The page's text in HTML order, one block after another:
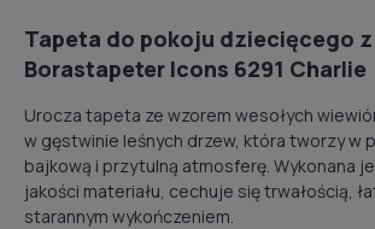
Tapeta do pokoju dziecięcego
Borastapeter Icons 6291 Charlie
Urocza tapeta ze wzorem wesołych
w gęstwinie leśnych drzew, która tworzy w
bajkową i przytulną atmosferę. Wykonana
jakości materiału, cechuje się trwałością,
starannym wykończeniem.